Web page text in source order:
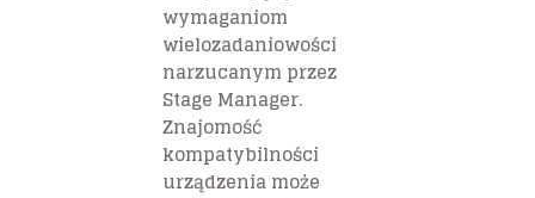
wymaganiom
wielozadaniowości
narzucanym przez
Stage Manager.
Znajomość
kompatybilności
urządzenia może